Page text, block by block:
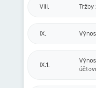
VIII. Tržby
IX.
IX.1.